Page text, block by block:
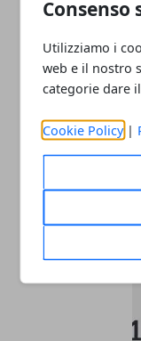
Consenso
Utilizziamo i
web e il nostro
categorie dare
Cookie Policy |
Come
22/11/2025